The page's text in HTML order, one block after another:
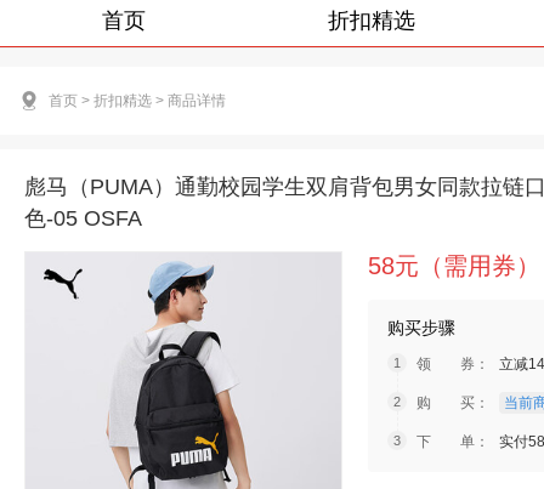
首页 折扣精选
首页 > 折扣精选 > 商品详情
彪马（PUMA）通勤校园学生双肩背包男女同款拉链
色-05 OSFA
58元（需用券）
购买步骤
领 券： 立减
购 买： 当前
下 单： 实付